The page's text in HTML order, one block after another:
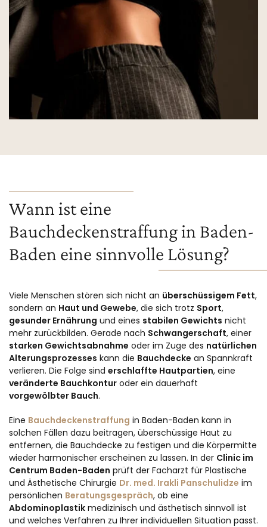
Wann ist eine
Bauchdeckenstraffung in Baden-
Baden eine sinnvolle Lösung?
Viele Menschen stören sich nicht an überschüssigem Fett,
sondern an Haut und Gewebe, die sich trotz Sport,
gesunder Ernährung und eines stabilen Gewichts nicht
mehr zurückbilden. Gerade nach Schwangerschaft, einer
starken Gewichtsabnahme oder im Zuge des natürlichen
Alterungsprozesses kann die Bauchdecke an Spannkraft
verlieren. Die Folge sind erschlaffte Hautpartien, eine
veränderte Bauchkontur oder ein dauerhaft
vorgewölbter Bauch.
Eine Bauchdeckenstraffung in Baden-Baden kann in
solchen Fällen dazu beitragen, überschüssige Haut zu
entfernen, die Bauchdecke zu festigen und die Körpermitte
wieder harmonischer erscheinen zu lassen. In der Clinic im
Centrum Baden-Baden prüft der Facharzt für Plastische
und Ästhetische Chirurgie Dr. med. Irakli Panschulidze im
persönlichen Beratungsgespräch, ob eine
Abdominoplastik medizinisch und ästhetisch sinnvoll ist
und welches Verfahren zu Ihrer individuellen Situation passt.